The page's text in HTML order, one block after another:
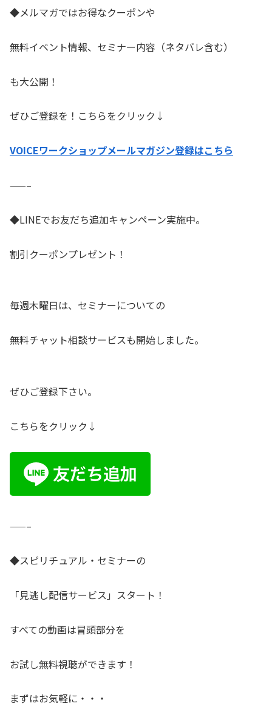
◆メルマガではお得なクーポンや
無料イベント情報、セミナー内容（ネタバレ含む）
も大公開！
ぜひご登録を！こちらをクリック↓
VOICEワークショップメールマガジン登録はこちら
——–
◆LINEでお友だち追加キャンペーン実施中。
割引クーポンプレゼント！
毎週木曜日は、セミナーについての
無料チャット相談サービスも開始しました。
ぜひご登録下さい。
こちらをクリック↓
——–
◆スピリチュアル・セミナーの
「見逃し配信サービス」スタート！
すべての動画は冒頭部分を
お試し無料視聴ができます！
まずはお気軽に・・・